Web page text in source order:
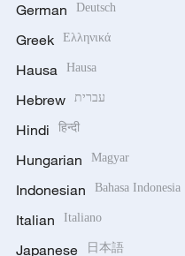
German Deutsch
Greek Ελληνικά
Hausa Hausa
Hebrew עברית
Hindi हिन्दी
Hungarian Magyar
Indonesian Bahasa Indonesia
Italian Italiano
Japanese 日本語